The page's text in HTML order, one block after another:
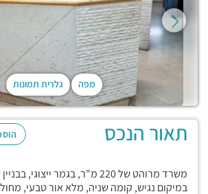
מפה גלרית תמונות
תאור הנכס
משרד מרוהט של 220 מ"ר, בגמר
במיקום נגיש, קומה שניה, מלא אור טבעי,